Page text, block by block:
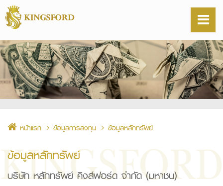
หน้าแรก ข้อมูลการลงทุน ข้อมูลหลักทรัพย์
ข้อมูลหลักทรัพย์
บริษัท หลักทรัพย์ คิงส์ฟอร์ด จำกัด (มหาชน)